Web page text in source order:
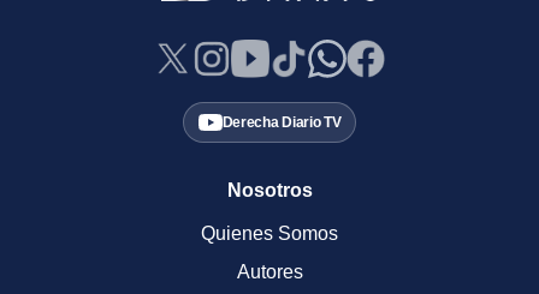
Derecha Diario TV
Nosotros
Quienes Somos
Autores